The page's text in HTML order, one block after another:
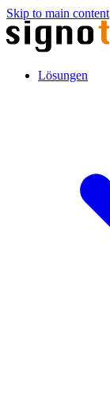
Skip to main content
Lösungen